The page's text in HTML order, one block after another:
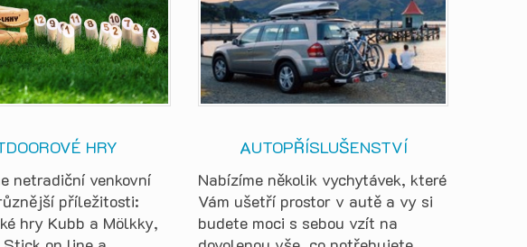
HRY
netradiční venkovní
příležitosti:
hry Kubb a Mölkky,
AUTOPŘÍSLUŠENSTVÍ
Nabízíme několik vychytávek, které
Vám ušetří prostor v autě a vy si
budete moci s sebou vzít na